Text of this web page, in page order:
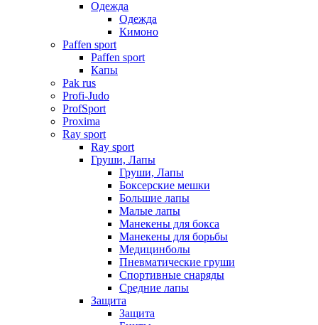
Одежда
Одежда
Кимоно
Paffen sport
Paffen sport
Капы
Pak rus
Profi-Judo
ProfSport
Proxima
Ray sport
Ray sport
Груши, Лапы
Груши, Лапы
Боксерские мешки
Большие лапы
Малые лапы
Манекены для бокса
Манекены для борьбы
Медицинболы
Пневматические груши
Спортивные снаряды
Средние лапы
Защита
Защита